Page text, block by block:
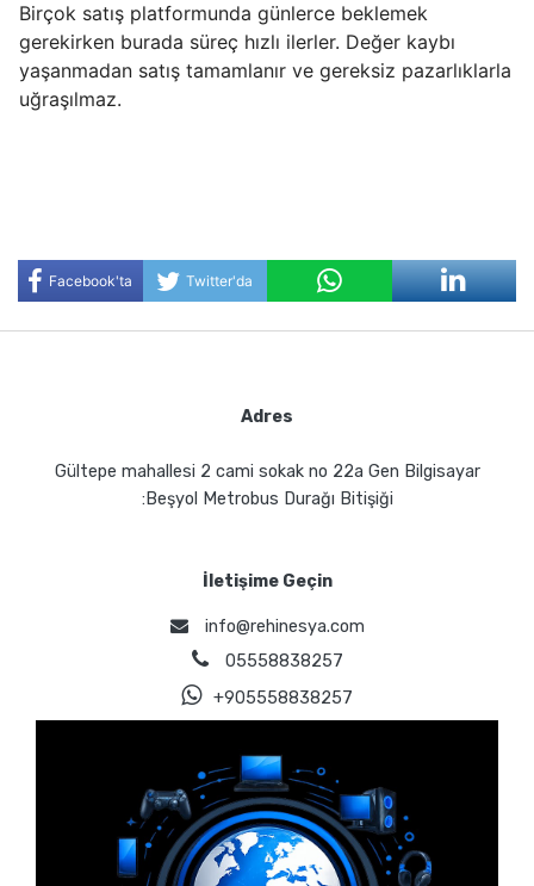
Birçok satış platformunda günlerce beklemek
gerekirken burada süreç hızlı ilerler. Değer kaybı
yaşanmadan satış tamamlanır ve gereksiz pazarlıklarla
uğraşılmaz.
Facebook'ta
Twitter'da
Adres
Gültepe mahallesi 2 cami sokak no 22a Gen Bilgisayar
:Beşyol Metrobus Durağı Bitişiği
İletişime Geçin
info@rehinesya.com
05558838257
+905558838257